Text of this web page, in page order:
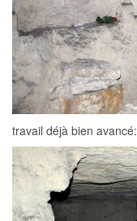
travail déjà bien avancé: